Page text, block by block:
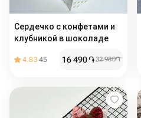
Сердечко с конфетами и
клубникой в шоколаде
4.8345 16 490֏32 980֏